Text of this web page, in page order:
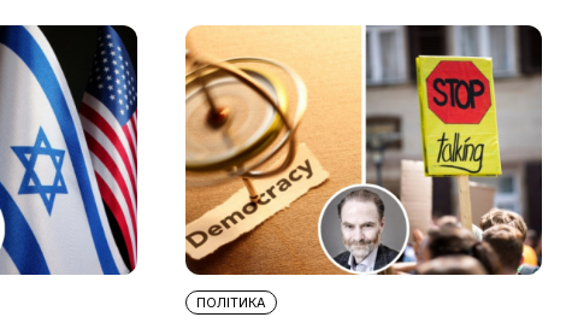
ПОЛІТИКА